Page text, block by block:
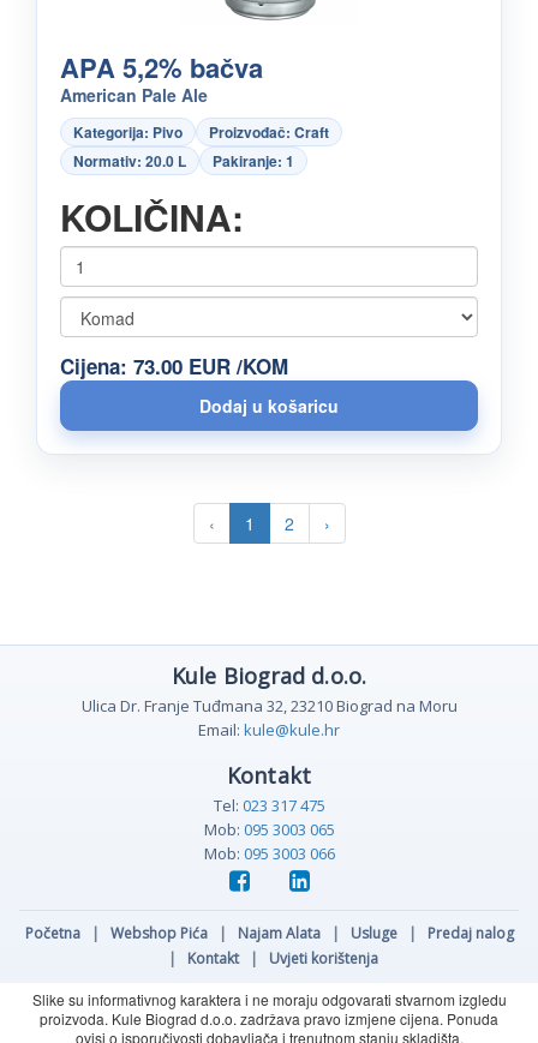
APA 5,2% bačva
American Pale Ale
Kategorija: Pivo
Proizvođač: Craft
Normativ: 20.0 L
Pakiranje: 1
KOLIČINA:
Cijena: 73.00 EUR /KOM
‹ 1 2 ›
Kule Biograd d.o.o.
Ulica Dr. Franje Tuđmana 32, 23210 Biograd na Moru
Email: kule@kule.hr
Kontakt
Tel: 023 317 475
Mob: 095 3003 065
Mob: 095 3003 066
Početna | Webshop Pića | Najam Alata | Usluge |
Predaj nalog
|
Kontakt |
Uvjeti korištenja
Slike su informativnog karaktera i ne moraju odgovarati stvarnom izgledu
proizvoda. Kule Biograd d.o.o. zadržava pravo izmjene cijena. Ponuda
ovisi o isporučivosti dobavljača i trenutnom stanju skladišta.